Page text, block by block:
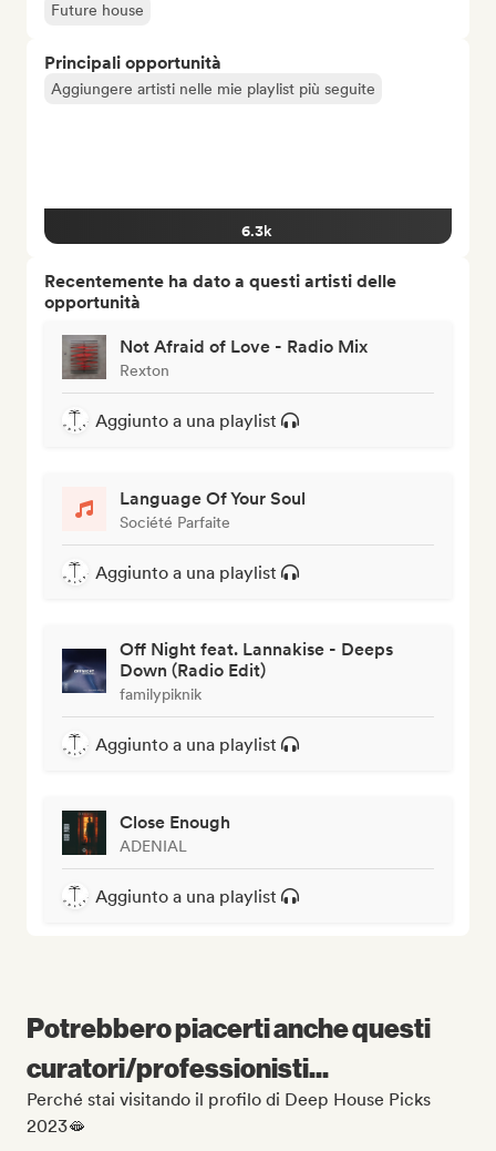
Future house
Principali opportunità
Aggiungere artisti nelle mie playlist più seguite
6.3k
Recentemente ha dato a questi artisti delle
opportunità
Not Afraid of Love - Radio Mix
Rexton
Aggiunto a una playlist
Language Of Your Soul
Société Parfaite
Aggiunto a una playlist
Off Night feat. Lannakise - Deeps
Down (Radio Edit)
familypiknik
Aggiunto a una playlist
Close Enough
ADENIAL
Aggiunto a una playlist
Potrebbero piacerti anche questi
curatori/professionisti...
Perché stai visitando il profilo di Deep House Picks
2023🫦